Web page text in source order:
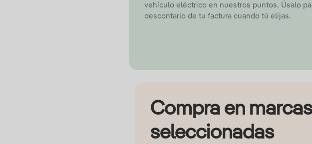
vehículo eléctrico en nuestros puntos. Úsalo
descontarlo de tu factura cuando tú elijas.
Compra en marcas
seleccionadas